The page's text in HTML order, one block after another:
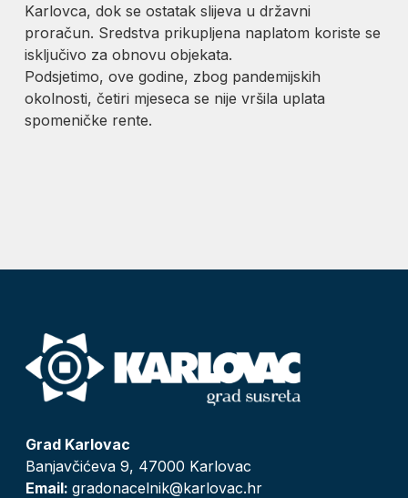
Karlovca, dok se ostatak slijeva u državni
proračun. Sredstva prikupljena naplatom koriste se
isključivo za obnovu objekata.
Podsjetimo, ove godine, zbog pandemijskih
okolnosti, četiri mjeseca se nije vršila uplata
spomeničke rente.
Grad Karlovac
Banjavčićeva 9, 47000 Karlovac
Email: gradonacelnik@karlovac.hr